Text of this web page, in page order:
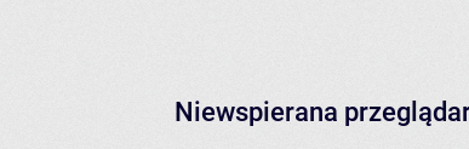
Niewspierana